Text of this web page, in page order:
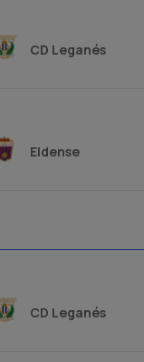
CD Leganés
Eldense
CD Leganés